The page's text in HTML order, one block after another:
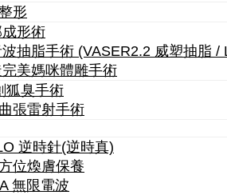
形
形術
抽脂手術 (VASER2.2 威塑抽脂 /
美媽咪體雕手術
狐臭手術
張雷射手術
逆時針(逆時真)
位煥膚保養
無限電波